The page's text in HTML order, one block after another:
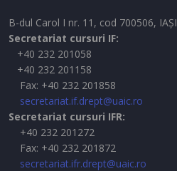
B-dul Carol I nr. 11, cod 700506, IAŞI
Secretariat cursuri IF:
+40 232 201058
+40 232 201158
Fax: +40 232 201858
secretariat.if.drept@uaic.ro
Secretariat cursuri IFR:
+40 232 201272
Fax: +40 232 201872
secretariat.ifr.drept@uaic.ro